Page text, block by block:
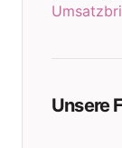
Unsere